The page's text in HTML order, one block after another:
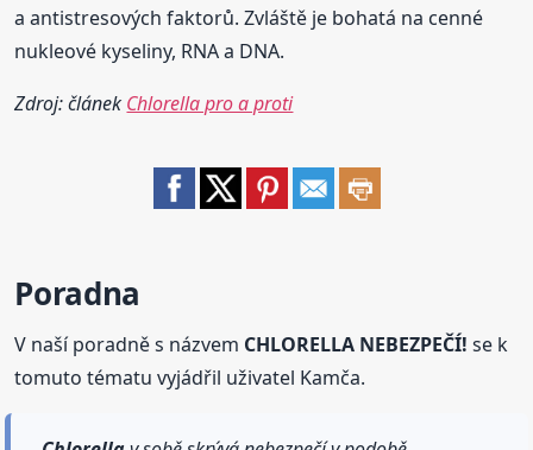
a antistresových faktorů. Zvláště je bohatá na cenné
nukleové kyseliny, RNA a DNA.
Zdroj: článek Chlorella pro a proti
Poradna
V naší poradně s názvem CHLORELLA NEBEZPEČÍ! se k
tomuto tématu vyjádřil uživatel Kamča.